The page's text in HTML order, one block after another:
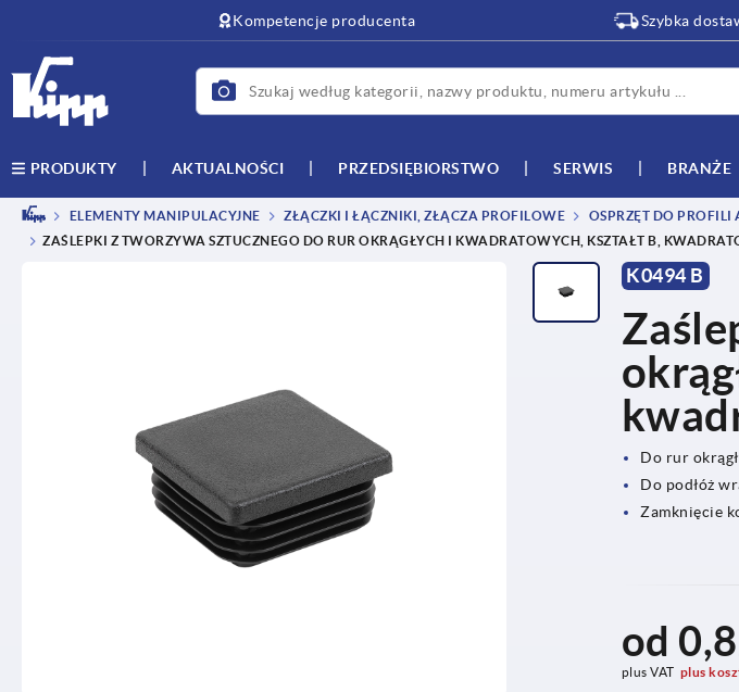
Kompetencje producenta Szybka
PRODUKTY AKTUALNOŚCI PRZEDSIĘBIORSTWO SERWIS BRANŻE
ELEMENTY MANIPULACYJNE ZŁĄCZKI I ŁĄCZNIKI, ZŁĄCZA PROFILOWE OSPRZĘT DO
ZAŚLEPKI Z TWORZYWA SZTUCZNEGO DO RUR OKRĄGŁYCH I KWADRATOWYCH, KSZTAŁT B,
K0494 B
Do rur
Do podłóż
Zamknięcie
od
plus VAT plus